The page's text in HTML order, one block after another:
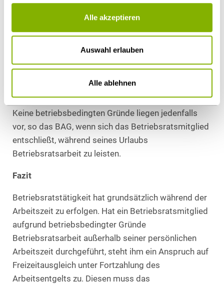
Alle akzeptieren
Auswahl erlauben
Alle ablehnen
Die bloße Anzeige von während der Freizeit
geleisteter Betriebsratstätigkeit genüge hierfür
nicht. Auch bei hohen Freizeitausgleichansprüchen
sich auf betriebsbedingte Gründe berufen und
Mehrarbeitsvergütung leisten oder eine ggfs.
umfangreiche Arbeitsbefreiung gewähren wolle.
Keine betriebsbedingten Gründe liegen jedenfalls
vor, so das BAG, wenn sich das Betriebsratsmitglied
entschließt, während seines Urlaubs
Betriebsratsarbeit zu leisten.
Fazit
Betriebsratstätigkeit hat grundsätzlich während der
Arbeitszeit zu erfolgen. Hat ein Betriebsratsmitglied
aufgrund betriebsbedingter Gründe
Betriebsratsarbeit außerhalb seiner persönlichen
Arbeitszeit durchgeführt, steht ihm ein Anspruch auf
Freizeitausgleich unter Fortzahlung des
Arbeitsentgelts zu. Diesen muss das